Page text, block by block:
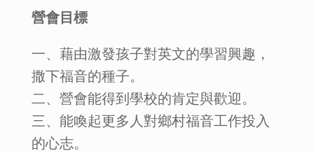
營會目標
一、藉由激發孩子對英文的學習興趣，
撒下福音的種子。
二、營會能得到學校的肯定與歡迎。
三、能喚起更多人對鄉村福音工作投入
的心志。